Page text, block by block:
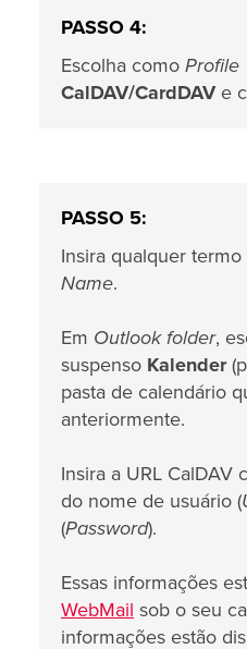
PASSO 4:
Escolha como Profile
CalDAV/CardDAVe
PASSO 5:
Insira qualquer
Name.
Em Outlook folder,
suspenso Kalender
pasta de calendário
anteriormente.
Insira a URL CalDAV
do nome de usuário (
(Password).
Essas informações
WebMail sob o seu
informações estão